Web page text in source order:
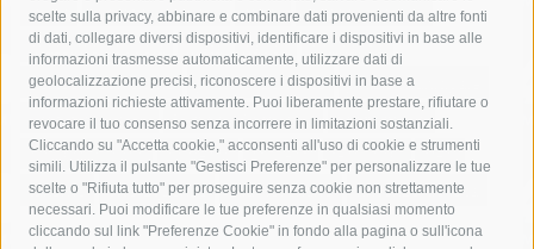
scelte sulla privacy, abbinare e combinare dati provenienti da altre fonti
di dati, collegare diversi dispositivi, identificare i dispositivi in base alle
informazioni trasmesse automaticamente, utilizzare dati di
geolocalizzazione precisi, riconoscere i dispositivi in base a
informazioni richieste attivamente. Puoi liberamente prestare, rifiutare o
revocare il tuo consenso senza incorrere in limitazioni sostanziali.
Cliccando su "Accetta cookie," acconsenti all'uso di cookie e strumenti
simili. Utilizza il pulsante "Gestisci Preferenze" per personalizzare le tue
scelte o "Rifiuta tutto" per proseguire senza cookie non strettamente
necessari. Puoi modificare le tue preferenze in qualsiasi momento
cliccando sul link "Preferenze Cookie" in fondo alla pagina o sull'icona
lavori
lorenzo balducelli mare
massa lubrense
massimo coppola
Meta napoli
ordinanza
penisola sorrentina
piano di sorrento
polizia municipale
protezione civile
Regione Campania
sant'agnello
sindaco cuomo
sorrento studenti temporali
treni
turismo
Vico Equense villa fiorentino vincenzo de luca